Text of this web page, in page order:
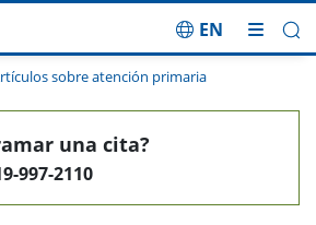
EN
sobre atención primaria
una cita?
997-2110